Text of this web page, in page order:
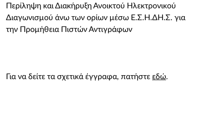
Περίληψη και Διακήρυξη Ανοικτού Ηλεκτρονικού
Διαγωνισμού άνω των ορίων μέσω Ε.Σ.Η.ΔΗ.Σ. για
την Προμήθεια Πιστών Αντιγράφων
Για να δείτε τα σχετικά έγγραφα, πατήστε εδώ.